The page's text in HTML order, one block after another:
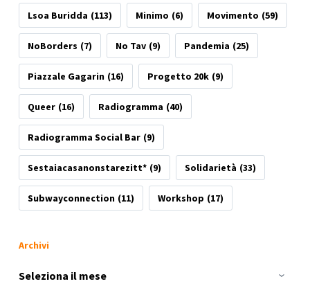
Lsoa Buridda (113) Minimo (6) Movimento (59)
NoBorders (7) No Tav (9) Pandemia (25)
Piazzale Gagarin (16) Progetto 20k (9)
Queer (16) Radiogramma (40)
Radiogramma Social Bar (9)
Sestaiacasanonstarezitt* (9) Solidarietà (33)
Subwayconnection (11) Workshop (17)
Archivi
Archivi